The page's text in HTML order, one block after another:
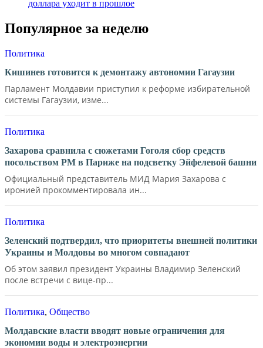
доллара уходит в прошлое
Популярное за неделю
Политика
Кишинев готовится к демонтажу автономии Гагаузии
Парламент Молдавии приступил к реформе избирательной
системы Гагаузии, изме...
Политика
Захарова сравнила с сюжетами Гоголя сбор средств
посольством РМ в Париже на подсветку Эйфелевой башни
Официальный представитель МИД Мария Захарова с
иронией прокомментировала ин...
Политика
Зеленский подтвердил, что приоритеты внешней политики
Украины и Молдовы во многом совпадают
Об этом заявил президент Украины Владимир Зеленский
после встречи с вице-пр...
Политика, Общество
Молдавские власти вводят новые ограничения для
экономии воды и электроэнергии